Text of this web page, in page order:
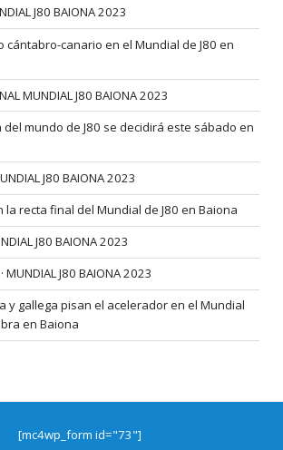
J80 BAIONA 2023
cántabro-canario en el Mundial de J80 en
MUNDIAL J80 BAIONA 2023
del mundo de J80 se decidirá este sábado en
J80 BAIONA 2023
la recta final del Mundial de J80 en Baiona
J80 BAIONA 2023
MUNDIAL J80 BAIONA 2023
y gallega pisan el acelerador en el Mundial
en Baiona
[mc4wp_form id="73"]